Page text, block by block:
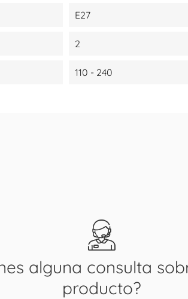
E27
2
110 - 240
alguna consulta
producto?